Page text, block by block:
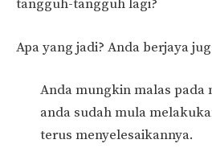
tangguh-tangguh lagi?
Apa yang jadi? Anda berjaya
Anda mungkin malas pada
anda sudah mula
terus menyelesaikannya.